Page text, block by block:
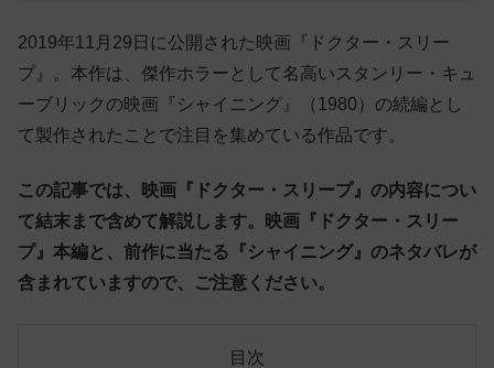
2019年11月29日に公開された映画『ドクター・スリー
プ』。本作は、傑作ホラーとして名高いスタンリー・キュ
ーブリックの映画『シャイニング』（1980）の続編とし
て製作されたことで注目を集めている作品です。
この記事では、映画『ドクター・スリープ』の内容につい
て結末まで含めて解説します。映画『ドクター・スリー
プ』本編と、前作に当たる『シャイニング』のネタバレが
含まれていますので、ご注意ください。
目次